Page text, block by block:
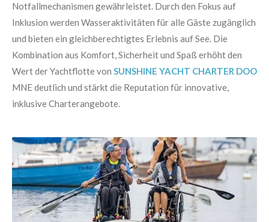
Notfallmechanismen gewährleistet. Durch den Fokus auf
Inklusion werden Wasseraktivitäten für alle Gäste zugänglich
und bieten ein gleichberechtigtes Erlebnis auf See. Die
Kombination aus Komfort, Sicherheit und Spaß erhöht den
Wert der Yachtflotte von SUNSHINE YACHT CHARTER DOO
MNE deutlich und stärkt die Reputation für innovative,
inklusive Charterangebote.